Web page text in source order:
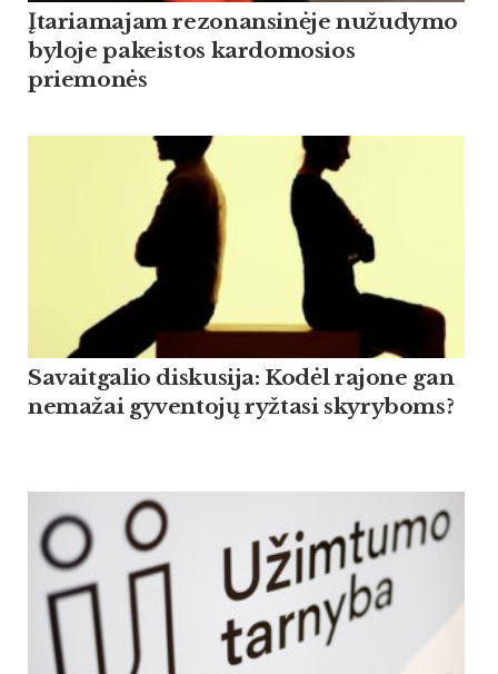
Įtariamajam rezonansinėje nužudymo
byloje pakeistos kardomosios
priemonės
Savaitgalio diskusija: Kodėl rajone gan
nemažai gyventojų ryžtasi skyryboms?